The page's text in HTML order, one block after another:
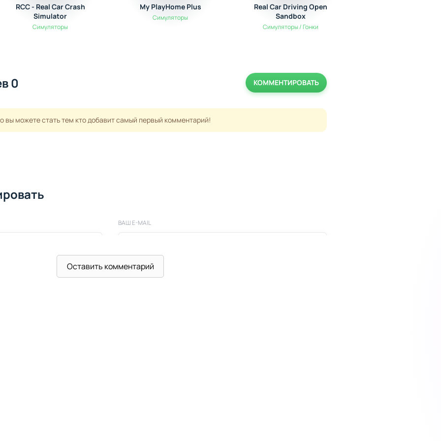
RCC - Real Car Crash
Simulator
Симуляторы
My PlayHome Plus
Симуляторы
Real Car Driving Open
Sandbox
Симуляторы / Гонки
0 КОММЕНТИРОВАТЬ
вы можете стать тем кто добавит самый первый комментарий!
ВАШ E-MAIL
Оставить комментарий